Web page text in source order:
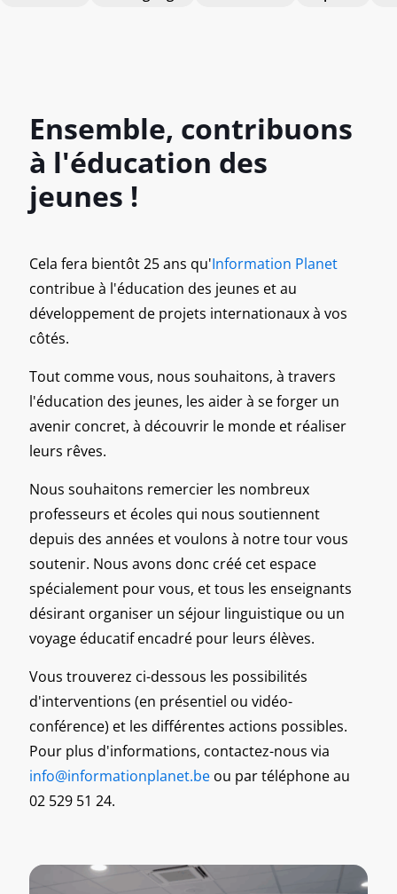
Ensemble, contribuons
à l'éducation des
jeunes !
Cela fera bientôt 25 ans qu'Information Planet
contribue à l'éducation des jeunes et au
développement de projets internationauxà vos
côtés.
Tout comme vous, nous souhaitons, à travers
l'éducation des jeunes, les aider à se forger un
avenir concret, à découvrir le monde et réaliser
leurs rêves.
Nous souhaitons remercier les nombreux
professeurs et écoles qui nous soutiennent
depuis des années et voulons à notre tour vous
soutenir. Nous avons donc créé cet espace
spécialement pour vous, et tous les enseignants
désirant organiser un séjour linguistique ou un
voyage éducatif encadré pour leurs élèves.
Vous trouverez ci-dessous les possibilités
d'interventions (en présentiel ou vidéo-
conférence) et les différentes actions possibles.
Pour plus d'informations, contactez-nous via
info@informationplanet.be ou par téléphone au
02 529 51 24.